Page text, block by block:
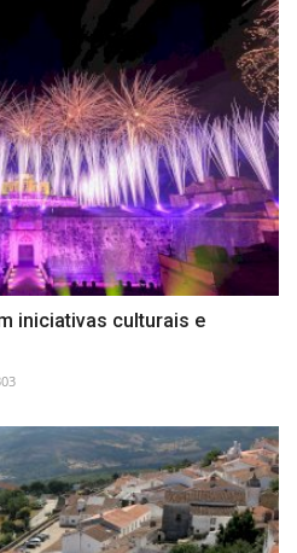
iniciativas culturais e